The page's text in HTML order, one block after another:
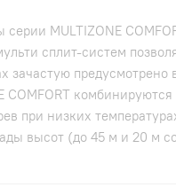
MULTIZONE
сплит-систем
зачастую
при низких
высот (до 45 м и 20 м